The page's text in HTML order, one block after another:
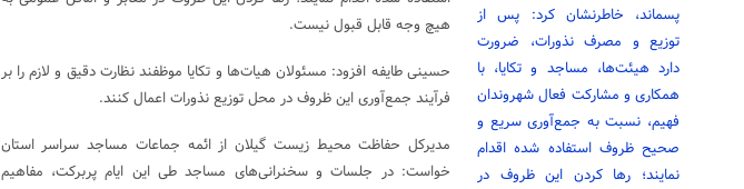
پسماند، خاطرنشان کرد: پس از
توزیع و مصرف نذورات، ضرورت
دارد هیئت‌ها، مساجد و تکایا، با
همکاری و مشارکت فعال شهروندان
فهیم، نسبت به جمع‌آوری سریع و
صحیح ظروف استفاده شده اقدام
نمایند؛ رها کردن این ظروف در
هیچ وجه قابل قبول نیست.
حسینی طایفه افزود: مسئولان هیات‌ها و تکایا موظفند نظارت دقیق و لازم را بر
فرآیند جمع‌آوری این ظروف در محل توزیع نذورات اعمال کنند.
مدیرکل حفاظت محیط زیست گیلان از ائمه جماعات مساجد سراسر استان
خواست: در جلسات و سخنرانی‌های مساجد طی این ایام پربرکت، مفاهیم